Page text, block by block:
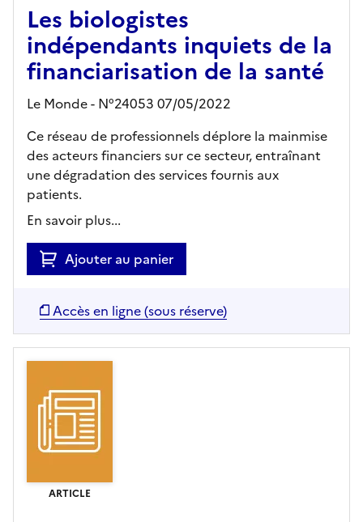
Les biologistes
indépendants inquiets de la
financiarisation de la santé
Le Monde - N°24053 07/05/2022
Ce réseau de professionnels déplore la mainmise
des acteurs financiers sur ce secteur, entraînant
une dégradation des services fournis aux
patients.
En savoir plus...
Ajouter au panier
Accès en ligne (sous réserve)
ARTICLE